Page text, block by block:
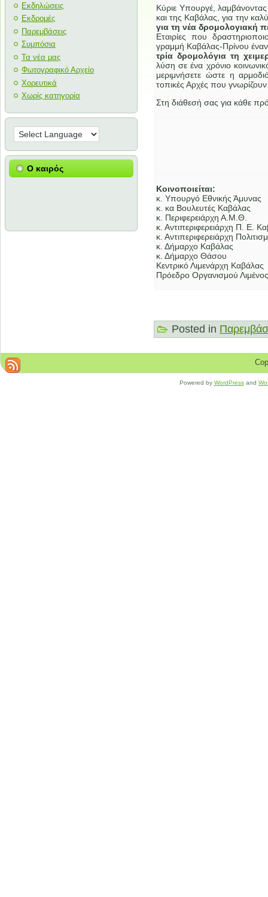
Εκδηλώσεις
Εκδρομές
Παρεμβάσεις
Συμπόσια
Τα νέα μας
Φωτογραφικό Αρχείο
Χορευτικά
Χωρίς κατηγορία
Ο καιρός
Κύριε Υπουργέ,
και της Καβάλας, για την
για τη νέα δρομολογιακή
Εταιρίες που
γραμμή Καβάλας-Πρίνου
τρία δρομολόγια τη
λύση σε ένα χρόνιο
μεριμνήσετε ώστε η
τοπικές Αρχές που
Στη διάθεσή σας για κάθε
Κοινοποιείται:
κ. Υπουργό Εθνικής Άμυνας
κ. κα Βουλευτές Καβάλας
κ. Περιφερειάρχη Α.Μ.Θ.
κ. Αντιπεριφερειάρχη Π. Ε.
κ. Αντιπεριφερειάρχη
κ. Δήμαρχο Καβάλας
κ. Δήμαρχο Θάσου
Kεντρικό Λιμενάρχη Καβάλας
Πρόεδρο Οργανισμού
Posted in
Powered by WordPressand